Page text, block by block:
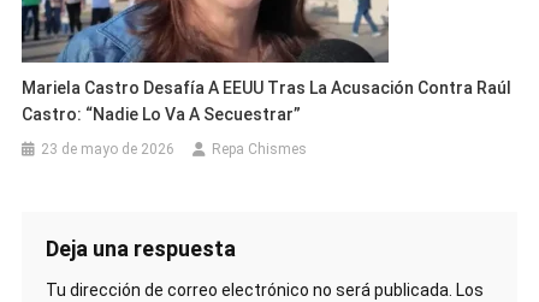
Mariela Castro Desafía A EEUU Tras La Acusación Contra Raúl
Castro: “Nadie Lo Va A Secuestrar”
23 de mayo de 2026 Repa Chismes
Deja una respuesta
Tu dirección de correo electrónico no será publicada. Los